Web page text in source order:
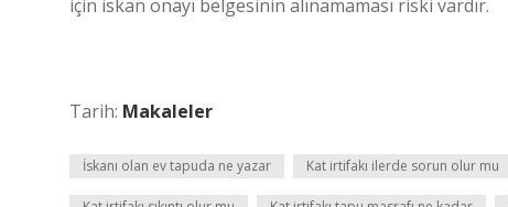
için iskan onayı belgesinin alınamaması riski vardır.
Tarih: Makaleler
İskanı olan ev tapuda ne yazar Kat irtifakı ilerde sorun olur mu